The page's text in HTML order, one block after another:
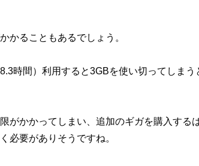
かることもあるでしょう。
時間）利用すると3GBを使い切ってしまう
がかかってしまい、追加のギガを購入する
必要がありそうですね。